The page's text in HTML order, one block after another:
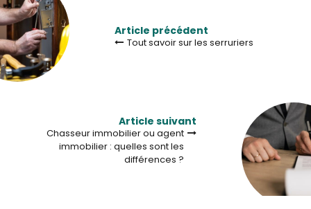
Article précédent
Tout savoir sur les serruriers
Article suivant
Chasseur immobilier ou agent
immobilier : quelles sont les
différences ?